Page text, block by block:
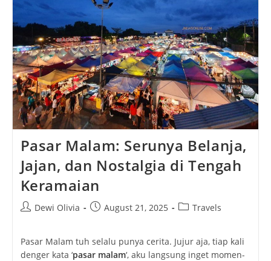
Pasar Malam: Serunya Belanja,
Jajan, dan Nostalgia di Tengah
Keramaian
PostDewi Olivia
PostAugust 21, 2025
PostTravels
Pasar Malam tuh selalu punya cerita. Jujur aja, tiap kali
denger kata ‘pasar malam‘, aku langsung inget momen-